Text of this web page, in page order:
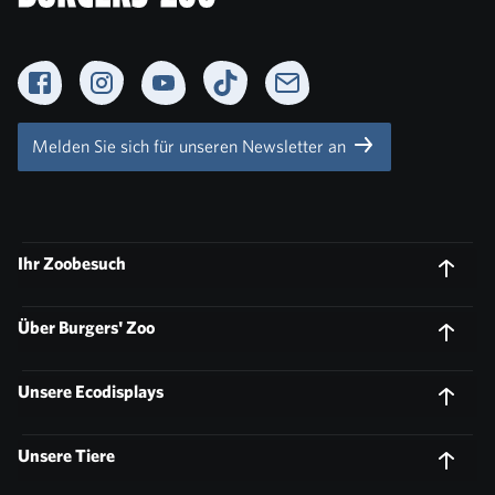
FacebookInstagramYouTubeTikTok Newsletter
Melden Sie sich für unseren Newsletter an
Ihr Zoobesuch
Über Burgers' Zoo
Unsere Ecodisplays
Unsere Tiere